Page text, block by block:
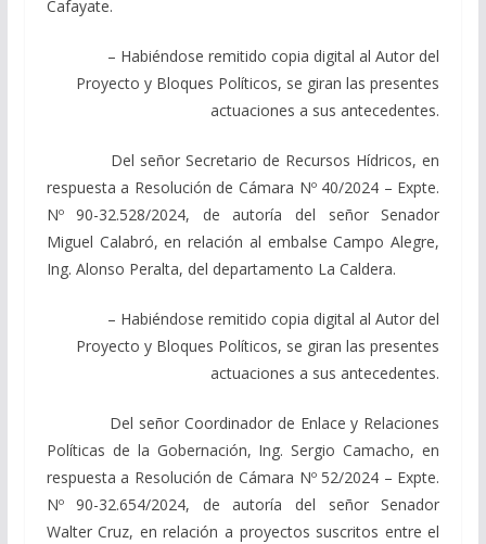
Cafayate.
– Habiéndose remitido copia digital al Autor del
Proyecto y Bloques Políticos, se giran las presentes
actuaciones a sus antecedentes.
Del señor Secretario de Recursos Hídricos, en
respuesta a Resolución de Cámara Nº 40/2024 – Expte.
Nº 90-32.528/2024, de autoría del señor Senador
Miguel Calabró, en relación al embalse Campo Alegre,
Ing. Alonso Peralta, del departamento La Caldera.
– Habiéndose remitido copia digital al Autor del
Proyecto y Bloques Políticos, se giran las presentes
actuaciones a sus antecedentes.
Del señor Coordinador de Enlace y Relaciones
Políticas de la Gobernación, Ing. Sergio Camacho, en
respuesta a Resolución de Cámara Nº 52/2024 – Expte.
Nº 90-32.654/2024, de autoría del señor Senador
Walter Cruz, en relación a proyectos suscritos entre el